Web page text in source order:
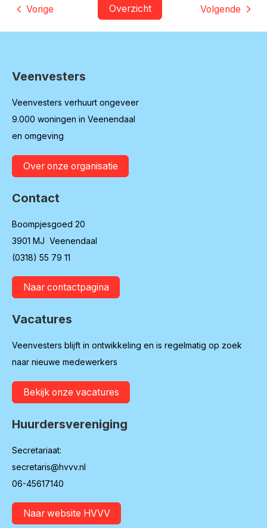
Volgende
Overzicht
Vorige
Contactinformatie
Veenvesters
Veenvesters verhuurt ongeveer
9.000 woningen in Veenendaal
en omgeving
Over onze organisatie
Contact
Boompjesgoed 20
3901 MJ Veenendaal
(0318) 55 79 11
Naar contactpagina
Vacatures
Veenvesters blijft in ontwikkeling en is regelmatig op zoek
naar nieuwe medewerkers
Bekijk onze vacatures
Huurdersvereniging
Secretariaat:
secretaris@hvvv.nl
06-45617140
Naar website HVVV